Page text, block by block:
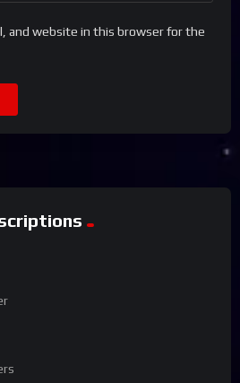
and website in this browser for the